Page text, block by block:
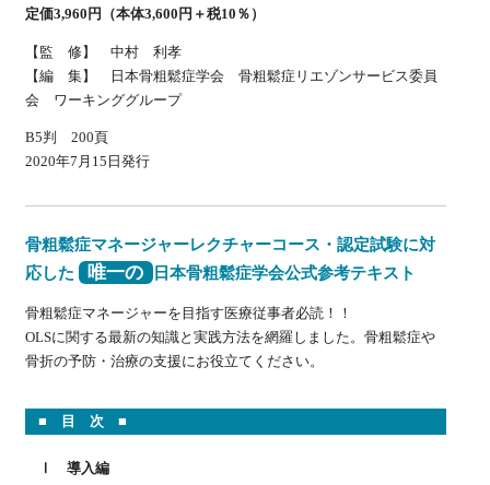
定価3,960円（本体3,600円＋税10％）
【監 修】 中村 利孝
【編 集】 日本骨粗鬆症学会 骨粗鬆症リエゾンサービス委員
会 ワーキンググループ
B5判 200頁
2020年7月15日発行
骨粗鬆症マネージャーレクチャーコース・認定試験に対
応した
唯一の 日本骨粗鬆症学会公式参考テキスト
骨粗鬆症マネージャーを目指す医療従事者必読！！
OLSに関する最新の知識と実践方法を網羅しました。骨粗鬆症や
骨折の予防・治療の支援にお役立てください。
■ 目 次 ■
Ⅰ 導入編